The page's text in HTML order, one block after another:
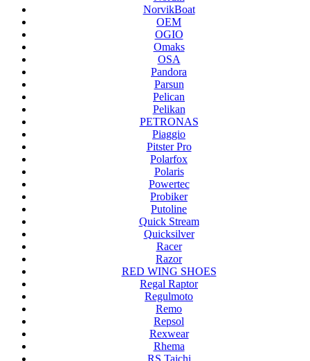
NorvikBoat
OEM
OGIO
Omaks
OSA
Pandora
Parsun
Pelican
Pelikan
PETRONAS
Piaggio
Pitster Pro
Polarfox
Polaris
Powertec
Probiker
Putoline
Quick Stream
Quicksilver
Racer
Razor
RED WING SHOES
Regal Raptor
Regulmoto
Remo
Repsol
Rexwear
Rhema
RS Taichi